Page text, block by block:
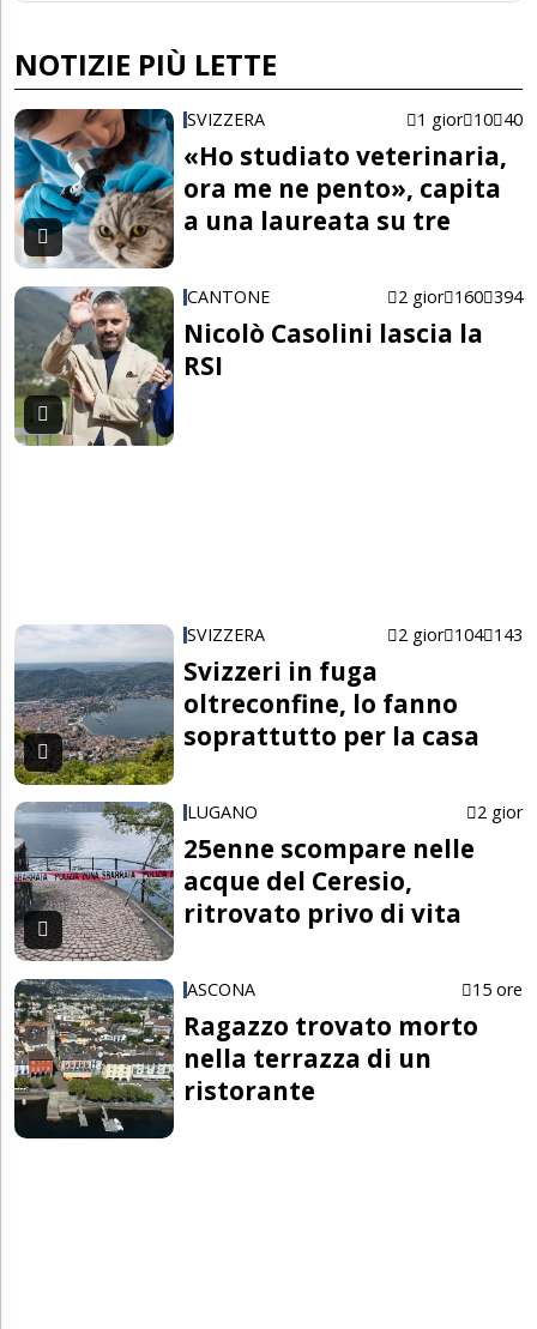
NOTIZIE PIÙ LETTE
SVIZZERA 1 gior 10 40
«Ho studiato veterinaria,
ora me ne pento», capita
a una laureata su tre
CANTONE 2 gior 160 394
Nicolò Casolini lascia la
RSI
SVIZZERA 2 gior 104 143
Svizzeri in fuga
oltreconfine, lo fanno
soprattutto per la casa
LUGANO 2 gior
25enne scompare nelle
acque del Ceresio,
ritrovato privo di vita
ASCONA 15 ore
Ragazzo trovato morto
nella terrazza di un
ristorante